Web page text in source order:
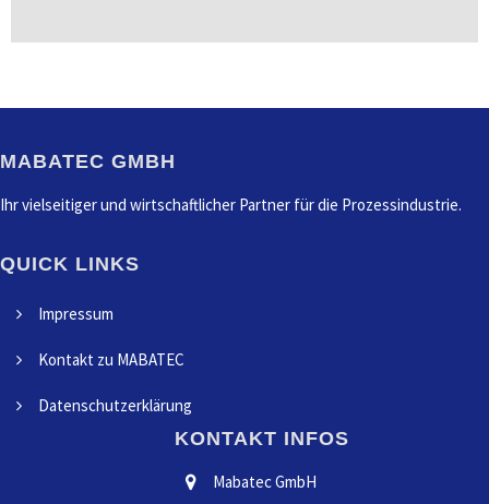
MABATEC GMBH
Ihr vielseitiger und wirtschaftlicher Partner für die Prozessindustrie.
QUICK LINKS
Impressum
Kontakt zu MABATEC
Datenschutzerklärung
KONTAKT INFOS
Mabatec GmbH